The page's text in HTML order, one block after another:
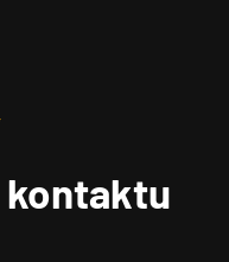
kontaktu